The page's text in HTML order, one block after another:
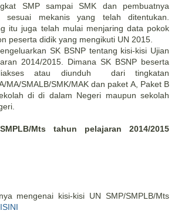
SMP sampai SMK dan pembuatnya
sesuai mekanis yang telah ditentukan.
itu juga telah mulai menjaring data pokok
peserta didik yang mengikuti UN 2015.
SK BSNP tentang kisi-kisi Ujian
2014/2015. Dimana SK BSNP beserta
atau diunduh dari tingkatan
MA/SMALB/SMK/MAK dan paket A, Paket B
di di dalam Negeri maupun sekolah
Mts tahun pelajaran 2014/2015
mengenai kisi-kisi UN SMP/SMPLB/Mts